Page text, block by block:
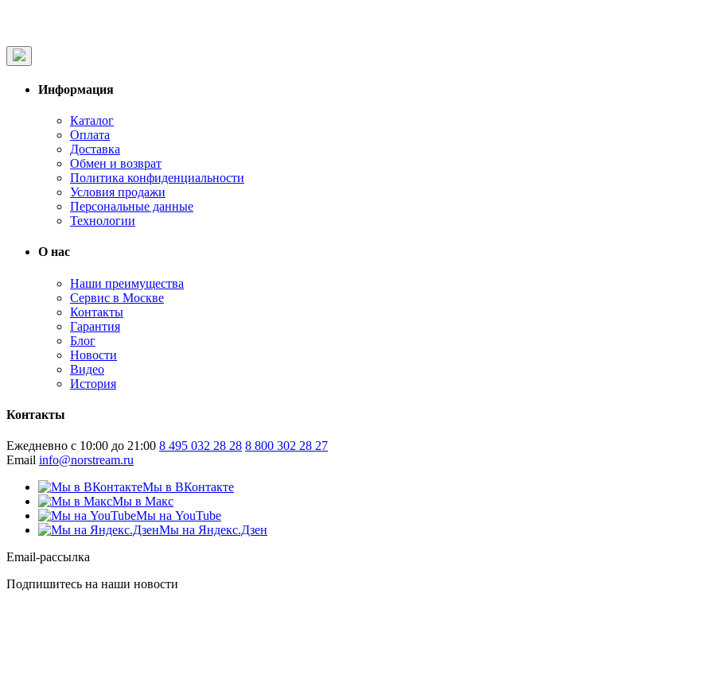
Информация
Каталог
Оплата
Доставка
Обмен и возврат
Политика конфиденциальности
Условия продажи
Персональные данные
Технологии
О нас
Наши преимущества
Сервис в Москве
Контакты
Гарантия
Блог
Новости
Видео
История
Контакты
Ежедневно с 10:00 до 21:00 8 495 032 28 28 8 800 302 28 27
Email info@norstream.ru
Мы в ВКонтакте
Мы в Макс
Мы на YouTube
Мы на Яндекс.Дзен
Email-рассылка
Подпишитесь на наши новости